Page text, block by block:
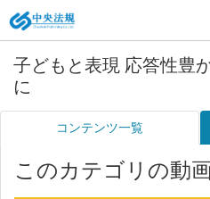
子どもと表現 応答性豊
に
コンテンツ一覧
このカテゴリの動